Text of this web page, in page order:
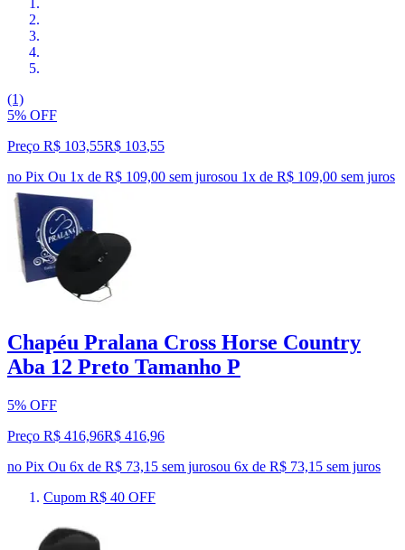
(1)
5% OFF
Preço R$ 103,55R$ 103,55
no Pix Ou 1x de R$ 109,00 sem jurosou 1x de R$ 109,00 sem juros
Chapéu Pralana Cross Horse Country
Aba 12 Preto Tamanho P
5% OFF
Preço R$ 416,96R$ 416,96
no Pix Ou 6x de R$ 73,15 sem jurosou 6x de R$ 73,15 sem juros
Cupom R$ 40 OFF